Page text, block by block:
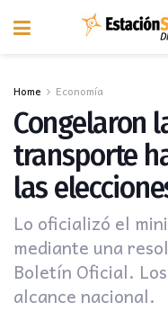
Home Economía
Congelaron
transporte
las
Lo oficializó el
mediante una
Boletín Oficial.
alcance nacional.